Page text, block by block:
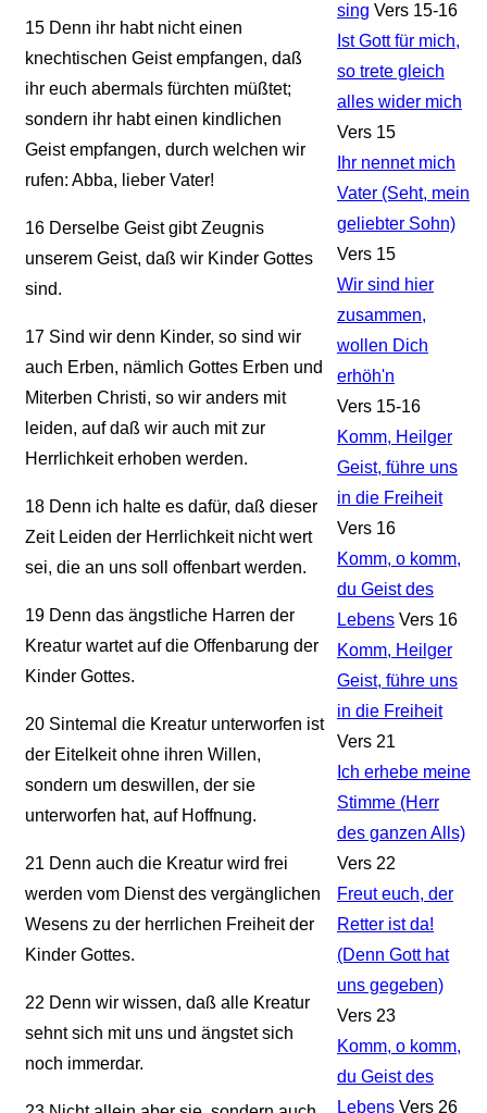
15Denn ihr habt nicht einen
knechtischen Geist empfangen, daß
ihr euch abermals fürchten müßtet;
sondern ihr habt einen kindlichen
Geist empfangen, durch welchen wir
rufen: Abba, lieber Vater!
16Derselbe Geist gibt Zeugnis
unserem Geist, daß wir Kinder Gottes
sind.
17Sind wir denn Kinder, so sind wir
auch Erben, nämlich Gottes Erben und
Miterben Christi, so wir anders mit
leiden, auf daß wir auch mit zur
Herrlichkeit erhoben werden.
18Denn ich halte es dafür, daß dieser
Zeit Leiden der Herrlichkeit nicht wert
sei, die an uns soll offenbart werden.
19Denn das ängstliche Harren der
Kreatur wartet auf die Offenbarung der
Kinder Gottes.
20Sintemal die Kreatur unterworfen ist
der Eitelkeit ohne ihren Willen,
sondern um deswillen, der sie
unterworfen hat, auf Hoffnung.
21 Denn auch die Kreatur wird frei
werden vom Dienst des vergänglichen
Wesens zu der herrlichen Freiheit der
Kinder Gottes.
22 Denn wir wissen, daß alle Kreatur
sehnt sich mit uns und ängstet sich
noch immerdar.
sing Vers 15-16
Ist Gott für mich,
so trete gleich
alles wider mich
Vers 15
Ihr nennet mich
Vater (Seht, mein
geliebter Sohn)
Vers 15
Wir sind hier
zusammen,
wollen Dich
erhöh'n
Vers 15-16
Komm, Heilger
Geist, führe uns
in die Freiheit
Vers 16
Komm, o komm,
du Geist des
Lebens Vers 16
Komm, Heilger
Geist, führe uns
in die Freiheit
Vers 21
Ich erhebe meine
Stimme (Herr
des ganzen Alls)
Vers 22
Freut euch, der
Retter ist da!
(Denn Gott hat
uns gegeben)
Vers 23
Komm, o komm,
du Geist des
Lebens Vers 26